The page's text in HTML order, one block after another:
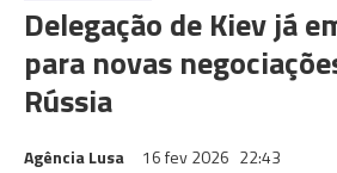
Delegação de Kiev já
para novas
Rússia
Agência Lusa 16 fev 2026 22:43